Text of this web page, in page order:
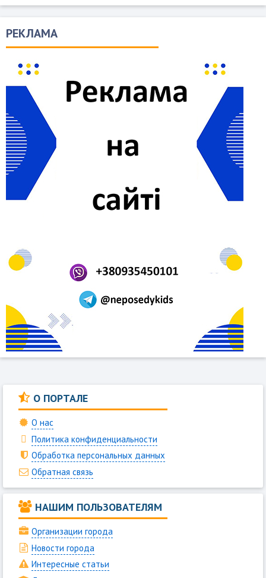
РЕКЛАМА
О ПОРТАЛЕ
О нас
Политика конфиденциальности
Обработка персональных данных
Обратная связь
НАШИМ ПОЛЬЗОВАТЕЛЯМ
Организации города
Новости города
Интересные статьи